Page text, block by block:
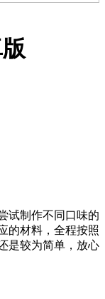
试制作不同口味的
的材料，全程按照
是较为简单，放心